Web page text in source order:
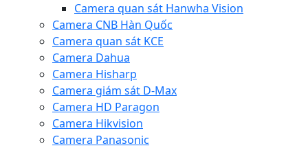
Camera quan sát Hanwha Vision
Camera CNB Hàn Quốc
Camera quan sát KCE
Camera Dahua
Camera Hisharp
Camera giám sát D-Max
Camera HD Paragon
Camera Hikvision
Camera Panasonic